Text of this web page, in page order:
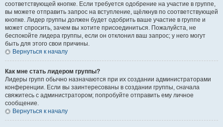
соответствующей кнопке. Если требуется одобрение на участие в группе,
вы можете отправить запрос на вступление, щёлкнув по соответствующей
кнопке. Лидер группы должен будет одобрить ваше участие в группе и
может спросить, зачем вы хотите присоединиться. Пожалуйста, не
беспокойте лидера группы, если он отклонил ваш запрос; у него могут
быть для этого свои причины.
Вернуться к началу
Как мне стать лидером группы?
Лидеры групп обычно назначаются при их создании администраторами
конференции. Если вы заинтересованы в создании группы, сначала
свяжитесь с администратором; попробуйте отправить ему личное
сообщение.
Вернуться к началу